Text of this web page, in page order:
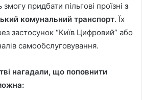
придбати пільгові проїзні з
комунальний транспорт. Їх
застосунок “Київ Цифровий” або
самообслуговування.
нагадали, що поповнити